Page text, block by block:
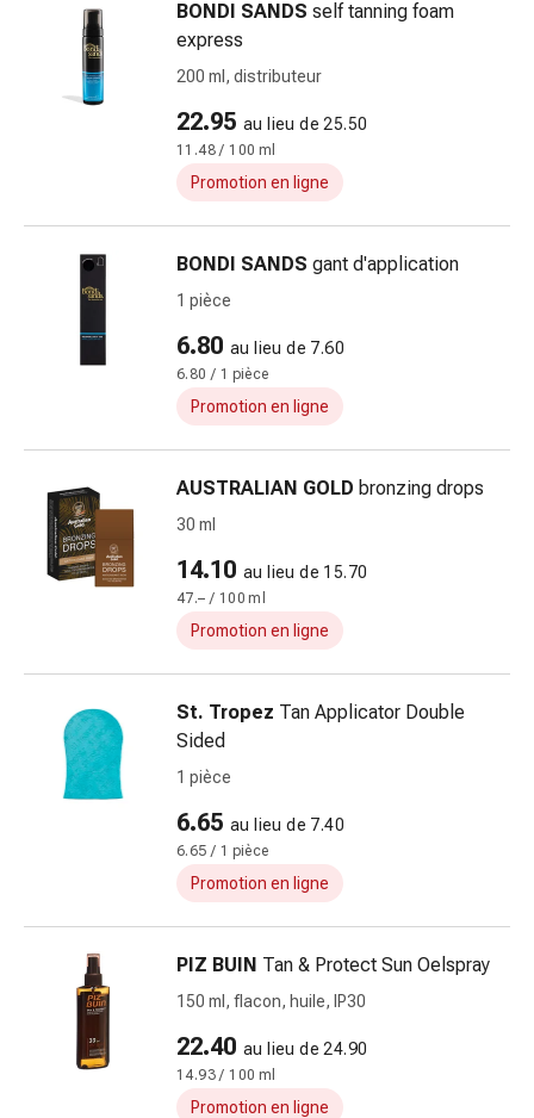
ballonnements
Constipation
Maladies
de
Eczéma
et
démangeaisons
verrues
Mycoses
et
Cicatrices
Peau
sèche
Transpiration
Impuretés
peau
Boutons
fièvre
Éruptions
Remèdes
naturels
BONDI SANDS self tanning foam
express
200 ml, distributeur
22.95 au lieu de 25.50
11.48 / 100 ml
Promotion en ligne
BONDI SANDS gant d'application
1 pièce
6.80 au lieu de 7.60
6.80 / 1 pièce
Promotion en ligne
AUSTRALIAN GOLD bronzing drops
30 ml
14.10 au lieu de 15.70
47.– / 100 ml
Promotion en ligne
St. Tropez Tan Applicator Double
Sided
1 pièce
6.65 au lieu de 7.40
6.65 / 1 pièce
Promotion en ligne
PIZ BUIN Tan & Protect Sun Oelspray
150 ml, flacon, huile, IP30
22.40 au lieu de 24.90
14.93 / 100 ml
Promotion en ligne